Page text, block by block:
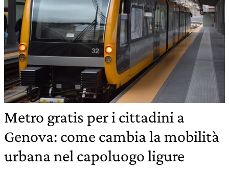
Metro gratis per i cittadini a
Genova: come cambia la mobilità
urbana nel capoluogo ligure